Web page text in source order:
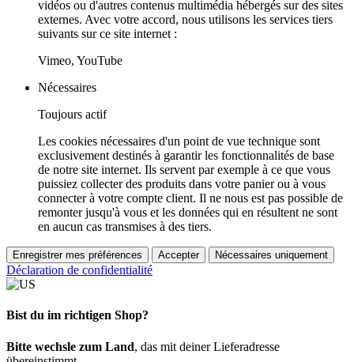
vidéos ou d'autres contenus multimédia hébergés sur des sites
externes. Avec votre accord, nous utilisons les services tiers
suivants sur ce site internet :
Vimeo, YouTube
Nécessaires
Toujours actif
Les cookies nécessaires d'un point de vue technique sont
exclusivement destinés à garantir les fonctionnalités de base
de notre site internet. Ils servent par exemple à ce que vous
puissiez collecter des produits dans votre panier ou à vous
connecter à votre compte client. Il ne nous est pas possible de
remonter jusqu'à vous et les données qui en résultent ne sont
en aucun cas transmises à des tiers.
Enregistrer mes préférences Accepter Nécessaires uniquement
Déclaration de confidentialité
Bist du im richtigen Shop?
Bitte wechsle zum Land, das mit deiner Lieferadresse